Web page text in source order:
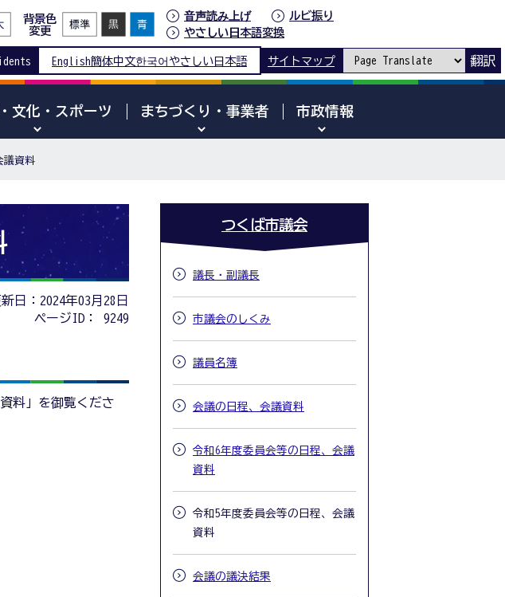
背景色
変更
音声読み上げ
ルビ振り
やさしい日本語変換
English簡体中文한국어 やさしい日本語 サイトマップ 翻訳
文化・スポーツ まちづくり・事業者 市政情報
議資料
日：2024年03月28日
ページID：
9249
料」を御覧くださ
つくば市議会
議長・副議長
市議会のしくみ
議員名簿
会議の日程、会議資料
令和6年度委員会等の日程、会議
資料
令和5年度委員会等の日程、会議
資料
会議の議決結果